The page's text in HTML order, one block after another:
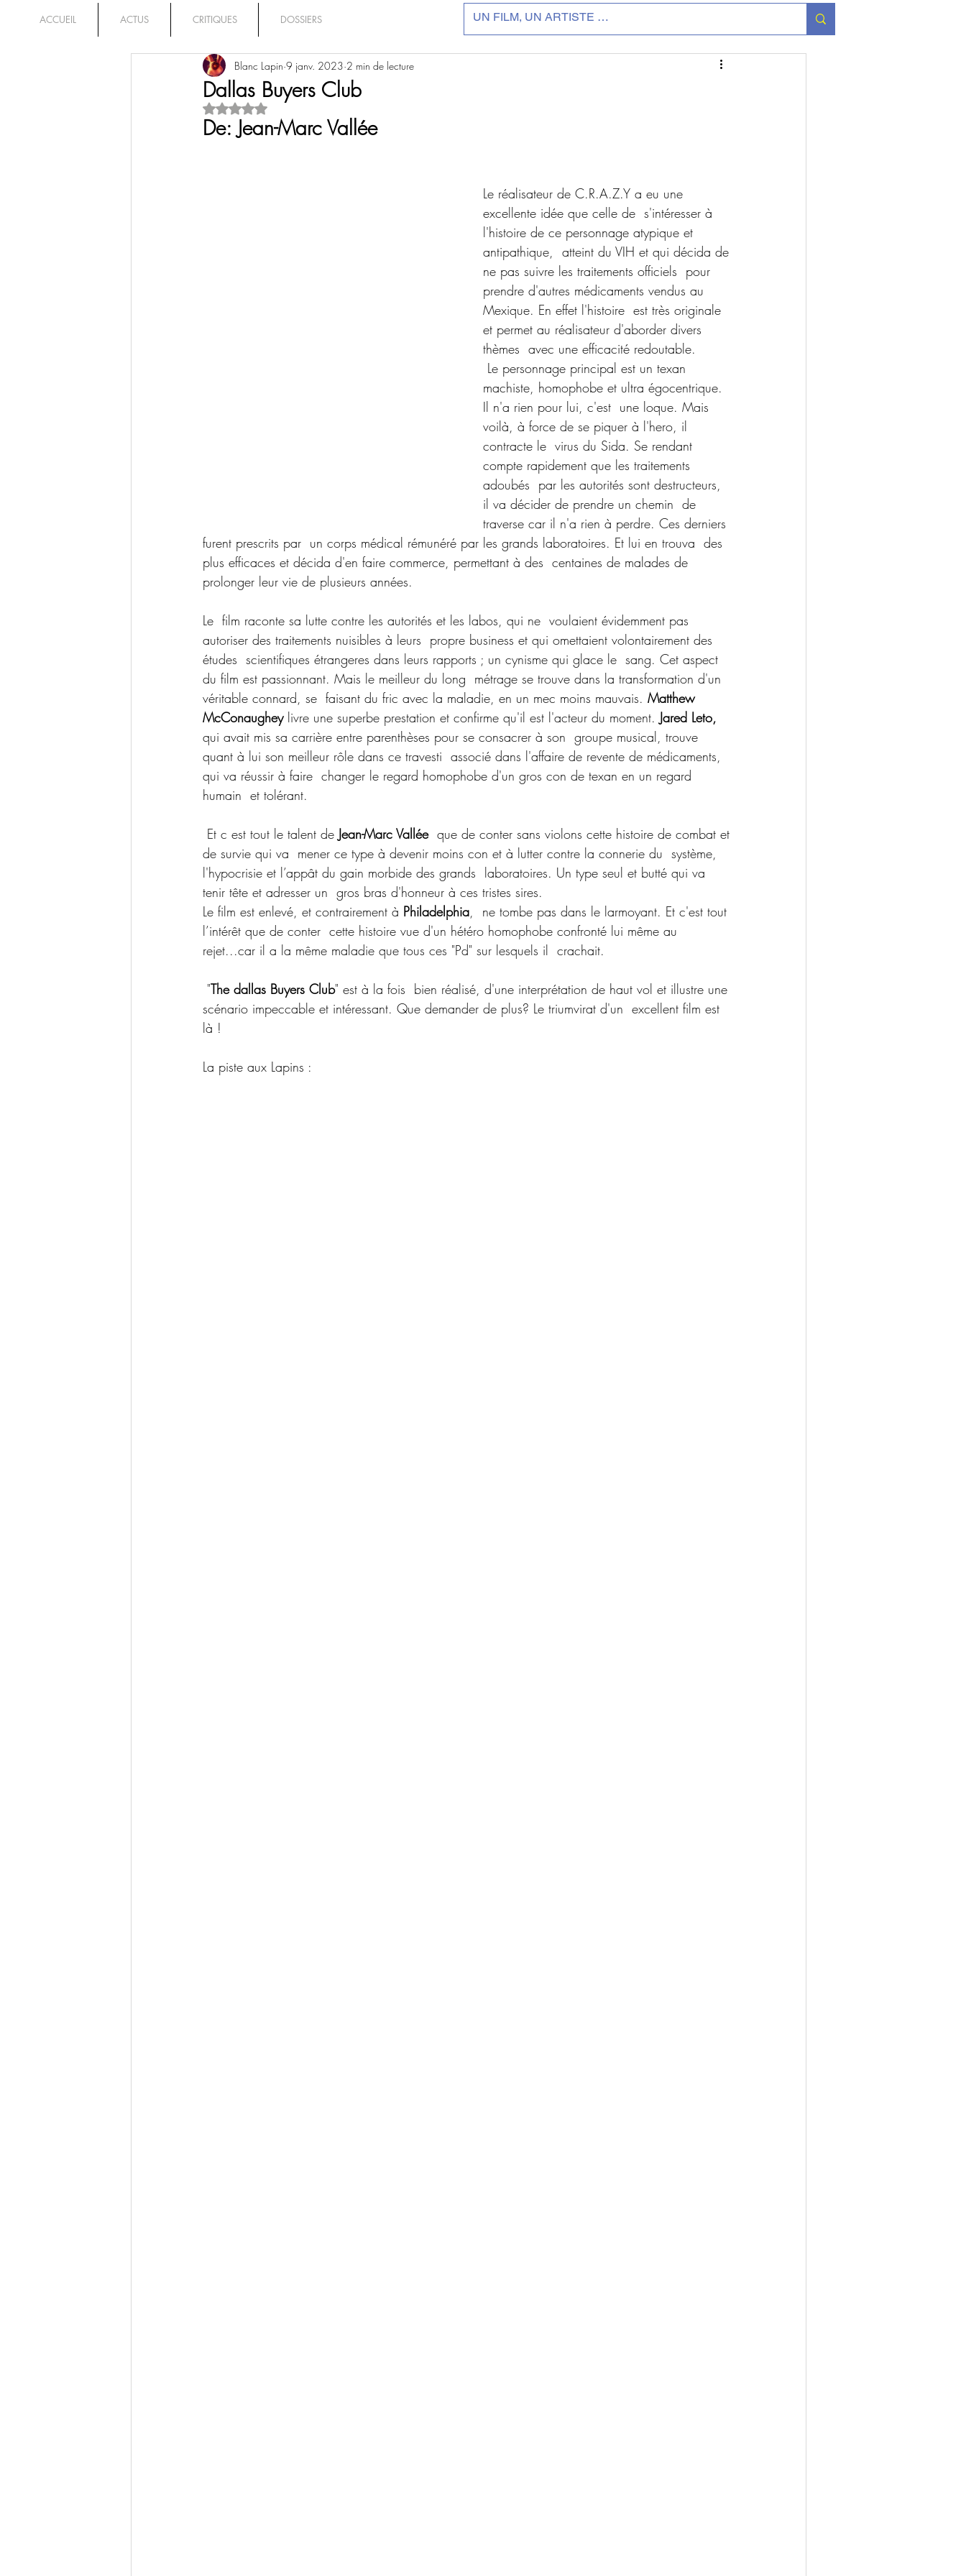
ACCUEIL ACTUS CRITIQUES DOSSIERS
Dallas Buyers Club
Blanc Lapin 9 janv. 2023 2 min de lecture
Noté NaN étoiles sur 5.
De: Jean-Marc Vallée
Le réalisateur de C.R.A.Z.Y a eu une
excellente idée que celle de  s'intéresser à
l'histoire de ce personnage atypique et
antipathique,  atteint du VIH et qui décida de
ne pas suivre les traitements officiels  pour
prendre d'autres médicaments vendus au
Mexique. En effet l'histoire  est très originale
et permet au réalisateur d'aborder divers
thèmes  avec une efficacité redoutable.
machiste, homophobe et ultra égocentrique.
Il n'a rien pour lui, c'est  une loque. Mais
voilà, à force de se piquer à l'hero, il
contracte le  virus du Sida. Se rendant
compte rapidement que les traitements
adoubés  par les autorités sont destructeurs,
il va décider de prendre un chemin  de
traverse car il n'a rien à perdre. Ces derniers
furent prescrits par  un corps médical rémunéré par les grands laboratoires. Et lui en trouva  des
plus efficaces et décida d'en faire commerce, permettant à des  centaines de malades de
prolonger leur vie de plusieurs années.
Le  film raconte sa lutte contre les autorités et les labos, qui ne  voulaient évidemment pas
autoriser des traitements nuisibles à leurs  propre business et qui omettaient volontairement des
études  scientifiques étrangeres dans leurs rapports ; un cynisme qui glace le  sang. Cet aspect
du film est passionnant. Mais le meilleur du long  métrage se trouve dans la transformation d'un
véritable connard, se  faisant du fric avec la maladie, en un mec moins mauvais. Matthew
McConaughey livre une superbe prestation et confirme qu'il est l'acteur du moment. Jared Leto,
qui avait mis sa carrière entre parenthèses pour se consacrer à son  groupe musical, trouve
quant à lui son meilleur rôle dans ce travesti  associé dans l'affaire de revente de médicaments,
qui va réussir à faire  changer le regard homophobe d'un gros con de texan en un regard
humain  et tolérant.
Et c est tout le talent de Jean-Marc Vallée
  que de conter sans violons cette histoire de combat et
de survie qui va  mener ce type à devenir moins con et à lutter contre la connerie du  système,
l'hypocrisie et l’appât du gain morbide des grands  laboratoires. Un type seul et butté qui va
tenir tête et adresser un  gros bras d'honneur à ces tristes sires.
Le film est enlevé, et contrairement à Philadelphia,  ne tombe pas dans le larmoyant. Et c'est tout
l’intérêt que de conter  cette histoire vue d'un hétéro homophobe confronté lui même au
rejet...car il a la même maladie que tous ces "Pd" sur lesquels il  crachait.
"The dallas Buyers Club" est à la fois  bien réalisé, d'une interprétation de haut vol et illustre une
scénario impeccable et intéressant. Que demander de plus? Le triumvirat d'un  excellent film est
là !
La piste aux Lapins :